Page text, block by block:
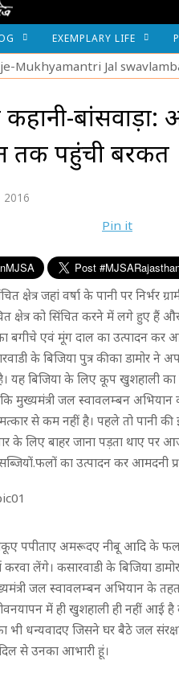
EXEMPLARY LIFE
बांसवाड़ा:
तक पहुंची बरकत
2016
Pin it
क्षेत्र जहां वर्षा के पानी पर
क्षेत्र को सिंचित करने में लगे हुए
बगीचे एवं मूंग दाल का उत्पादन कर
के बिजिया पुत्र कीका डामोर
यह बिजिया के लिए कूप खुशहाली
मुख्यमंत्री जल स्वावलम्बन
से कम नहीं है। पहले तो पानी
के लिए बाहर जाना पड़ता थाए
का उत्पादन कर आमदनी
पपीताए अमरूदए नीबू आदि के फल
लेंगे। कसारवाडी के बिजिया
जल स्वावलम्बन अभियान के
में ही खुशहाली ही नहीं आई है
भी धन्यवादए जिसने घर बैठे जल
से उनका आभारी हूं।